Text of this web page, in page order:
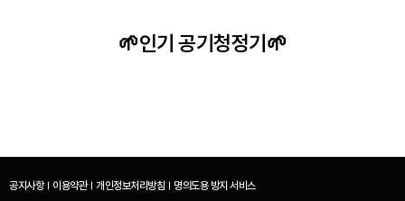
🌱인기 공기청정기🌱
공지사항 이용약관 개인정보처리방침 명의도용 방지 서비스